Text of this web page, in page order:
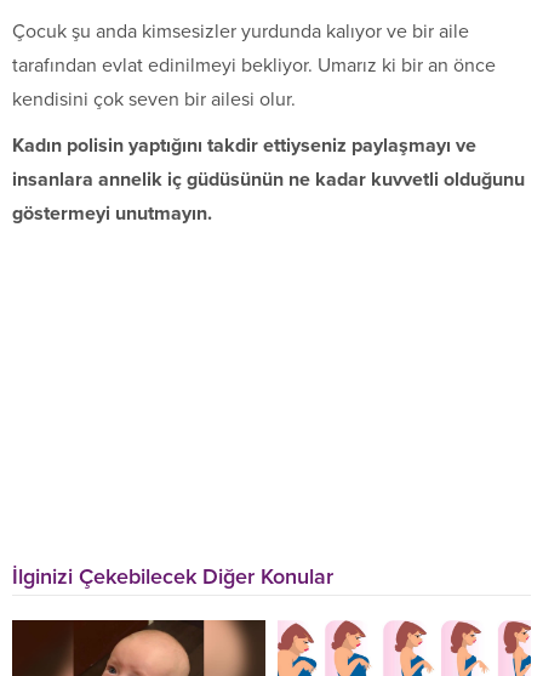
Çocuk şu anda kimsesizler yurdunda kalıyor ve bir aile
tarafından evlat edinilmeyi bekliyor. Umarız ki bir an önce
kendisini çok seven bir ailesi olur.
Kadın polisin yaptığını takdir ettiyseniz paylaşmayı ve
insanlara annelik iç güdüsünün ne kadar kuvvetli olduğunu
göstermeyi unutmayın.
İlginizi Çekebilecek Diğer Konular